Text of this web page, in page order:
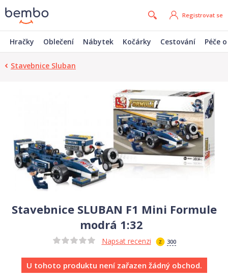
Registrovat se
Hračky Oblečení Nábytek Kočárky Cestování Péče
Stavebnice Sluban
Stavebnice SLUBAN F1 Mini Formule
modrá 1:32
Napsat recenzi 300
U tohoto produktu není zařazen žádný obchod.